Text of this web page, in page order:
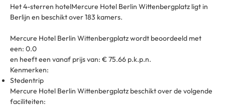
Het 4-sterren hotelMercure Hotel Berlin Wittenbergplatz ligt in
Berlijn en beschikt over 183 kamers.
Mercure Hotel Berlin Wittenbergplatz wordt beoordeeld met
een: 0.0
en heeft een vanaf prijs van: € 75.66 p.k.p.n.
Kenmerken:
Stedentrip
Mercure Hotel Berlin Wittenbergplatz beschikt over de volgende
faciliteiten: